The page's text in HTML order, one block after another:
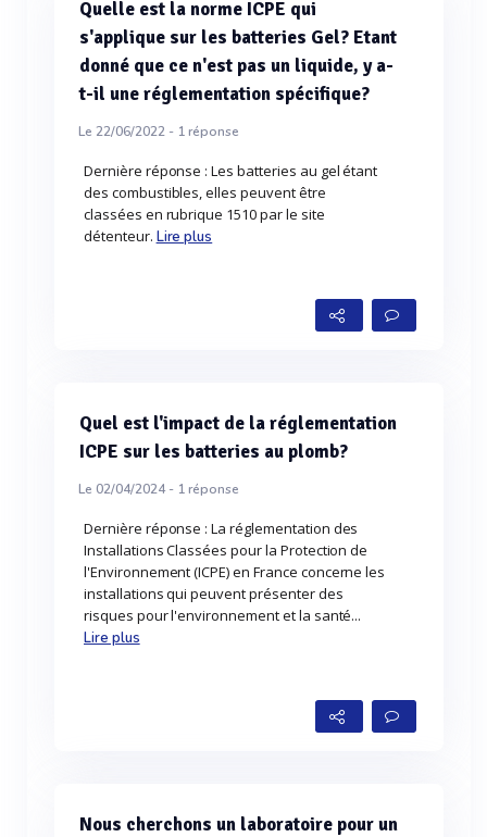
Quelle est la norme ICPE qui
s'applique sur les batteries Gel? Etant
donné que ce n'est pas un liquide, y a-
t-il une réglementation spécifique?
Le 22/06/2022 - 1réponse
Dernière réponse : Les batteries au gel étant
des combustibles, elles peuvent être
classées en rubrique 1510 par le site
détenteur. Lire plus
Quel est l'impact de la réglementation
ICPE sur les batteries au plomb?
Le 02/04/2024 - 1réponse
Dernière réponse : La réglementation des
Installations Classées pour la Protection de
l'Environnement (ICPE) en France concerne les
installations qui peuvent présenter des
risques pour l'environnement et la santé...
Lire plus
Nous cherchons un laboratoire pour un